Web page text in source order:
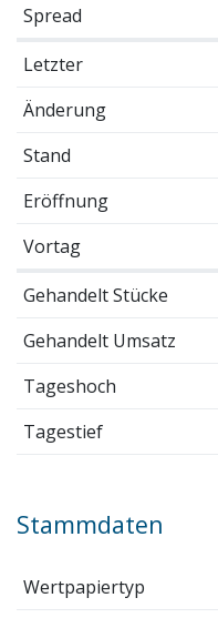
Spread
Letzter
Änderung
Stand
Eröffnung
Vortag
Gehandelt Stücke
Gehandelt Umsatz
Tageshoch
Tagestief
Stammdaten
Wertpapiertyp